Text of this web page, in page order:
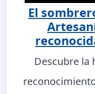
El
Descubre la